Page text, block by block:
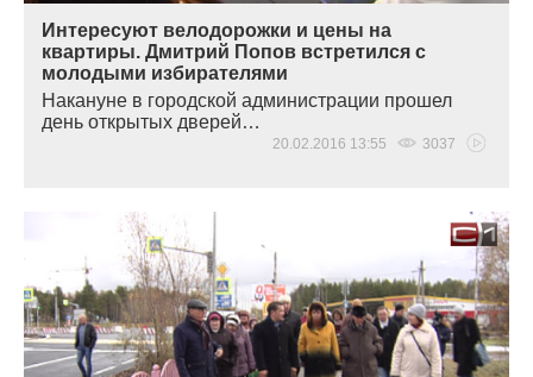
Интересуют велодорожки и цены на
квартиры. Дмитрий Попов встретился с
молодыми избирателями
Накануне в городской администрации прошел
день открытых дверей…
20.02.2016 13:55 3037